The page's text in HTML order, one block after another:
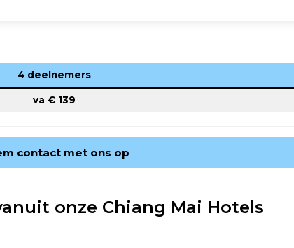
4 deelnemers
va € 139
contact met ons op
onze Chiang Mai Hotels